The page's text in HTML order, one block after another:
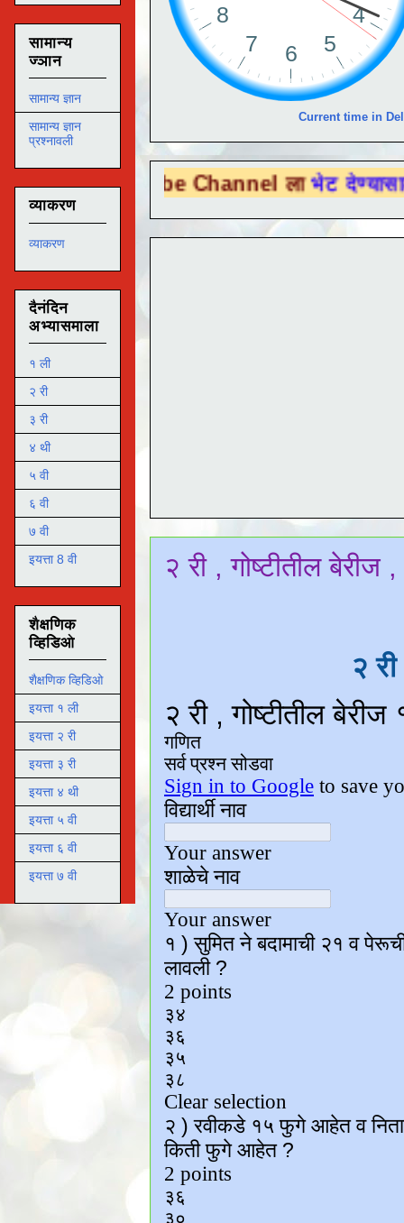
Current time in
Tube Channel ला भेट देण्यासाठी येथे क्लिक
२ री , गोष्टीतील बेरीज
२
सामान्य
ज्ञान
सामान्य ज्ञान
सामान्य ज्ञान
प्रश्नावली
व्याकरण
व्याकरण
दैनंदिन
अभ्यासमाला
१ ली
२ री
३ री
४ थी
५ वी
६ वी
७ वी
इयत्ता 8 वी
शैक्षणिक
व्हिडिओ
शैक्षणिक व्हिडिओ
इयत्ता १ ली
इयत्ता २ री
इयत्ता ३ री
इयत्ता ४ थी
इयत्ता ५ वी
इयत्ता ६ वी
इयत्ता ७ वी